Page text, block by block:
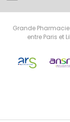
Grande
entre Paris et